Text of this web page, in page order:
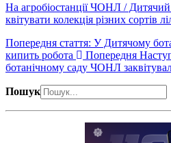
На агробіостанції ЧОНЛ / Дитячий
квітувати колекція різних сортів
Попередня стаття: У Дитячому
кипить робота
Попередня
ботанічному саду ЧОНЛ
Пошук